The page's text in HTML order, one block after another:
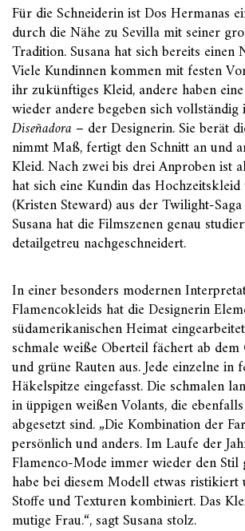
Für die Schneiderin ist Dos Hermanas
durch die Nähe zu Sevilla mit seiner
Tradition. Susana hat sich bereits einen
Viele Kundinnen kommen mit festen
ihr zukünftiges Kleid, andere haben
wieder andere begeben sich
Diseñadora – der Designerin. Sie berät
nimmt Maß, fertigt den Schnitt an und
Kleid. Nach zwei bis drei Anproben ist
hat sich eine Kundin das
(Kristen Steward) aus der Twilight-
Susana hat die Filmszenen genau
detailgetreu nachgeschneidert.
In einer besonders modernen
Flamencokleids hat die Designerin
südamerikanischen Heimat
schmale weiße Oberteil fächert ab
und grüne Rauten aus. Jede einzelne in
Häkelspitze eingefasst. Die schmalen
in üppigen weißen Volants, die
abgesetzt sind. „Die Kombination der
persönlich und anders. Im Laufe der
Flamenco-Mode immer wieder den Stil
habe bei diesem Modell etwas ristikiert
Stoffe und Texturen kombiniert. Das
mutige Frau.“, sagt Susana stolz.